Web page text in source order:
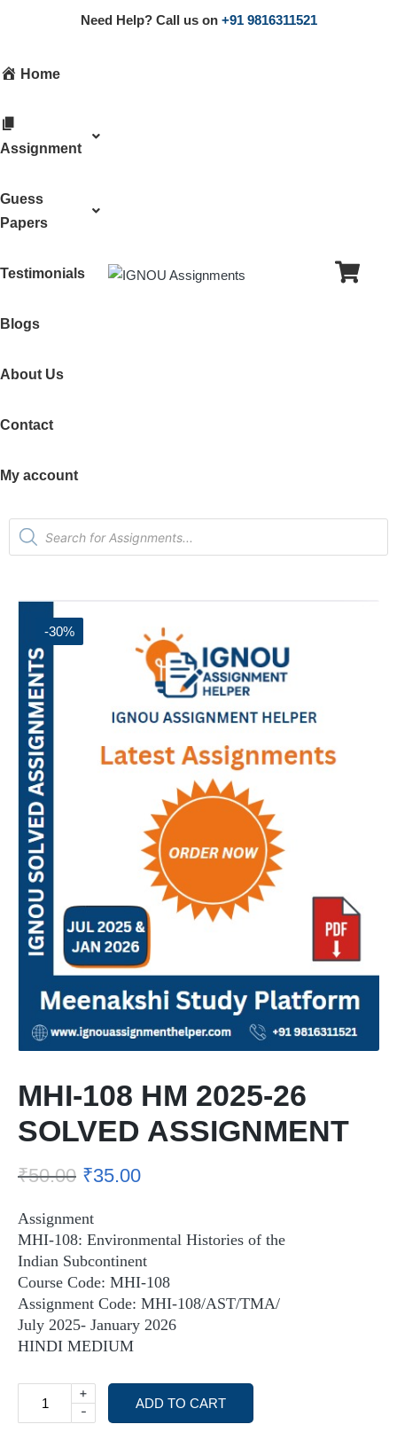
Need Help? Call us on +91 9816311521
Home
Assignment
Guess
Papers
Testimonials
Blogs
About Us
Contact
My account
-30%
MHI-108 HM 2025-26
SOLVED ASSIGNMENT
₹50.00 ₹35.00
Assignment
MHI-108: Environmental Histories of the
Indian Subcontinent
Course Code: MHI-108
Assignment Code: MHI-108/AST/TMA/
July 2025- January 2026
HINDI MEDIUM
-
+
ADD TO CART